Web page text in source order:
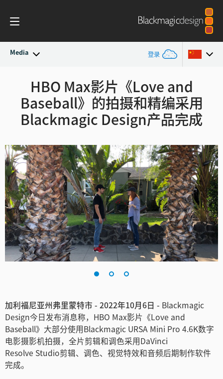
Media 登录
最新动态
新闻存档
Argentina
Australia
Austria
Brazil
Canada
中国
Denmark
Finland
France
中国香港
India
Italy
HBO Max影片 《Love and
Baseball》 的拍摄和精编采用
Blackmagic Design产品完成
加利福尼亚州弗里蒙特市 - 2022年10月6日 - Blackmagic
Design今日发布消息称，HBO Max影片《Love and
Baseball》大部分使用Blackmagic URSA Mini Pro 4.6K数字
电影摄影机拍摄，全片剪辑和调色采用DaVinci
Resolve Studio剪辑、调色、视觉特效和音频后期制作软件
完成。